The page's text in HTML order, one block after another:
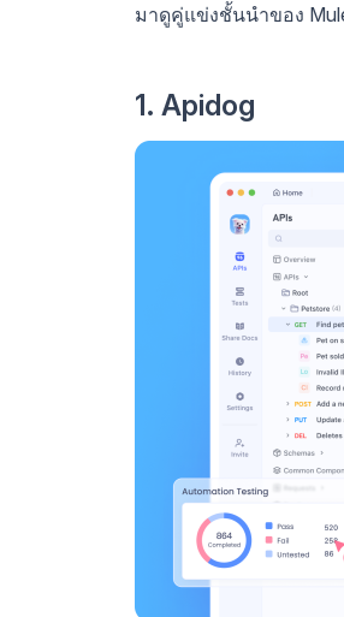
มาดูคู่แข่งชั้นนำของ
1. Apidog